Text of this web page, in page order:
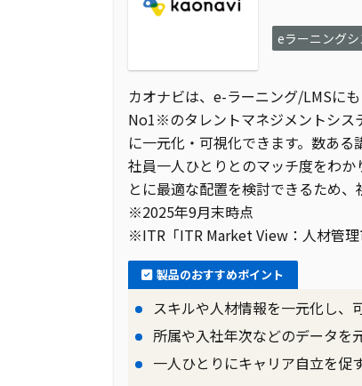
eラーニング
カオナビは、e-ラーニング/LMSに
No1※のタレントマネジメントシス
に一元化・可視化できます。数ある
社員一人ひとりとのマッチ度をわ
とに最適な配置を検討できるため
※2025年9月末時点
※ITR「ITR Market View：人材管
製品のおすすめポイント
スキルや人材情報を一元化し、
所属や入社年次などのデータを
一人ひとりにキャリア自立を促